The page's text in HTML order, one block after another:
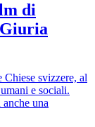
di
Giuria
Chiese svizzere, al
e sociali.
una